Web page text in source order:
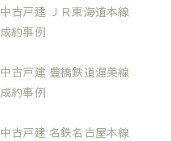
中古戸建 ＪＲ東海道本線
成約事例
中古戸建 豊橋鉄道渥美線
成約事例
中古戸建 名鉄名古屋本線